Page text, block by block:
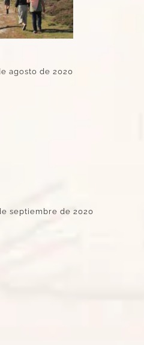
agosto de 2020
septiembre de 2020